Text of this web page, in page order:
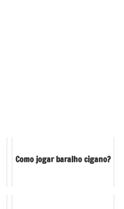
Como jogar baralho cigano?